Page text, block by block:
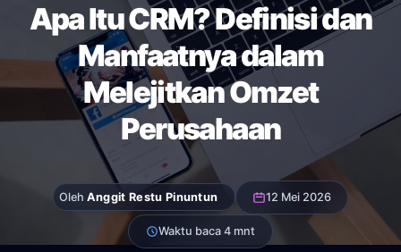
Apa Itu CRM? Definisi dan
Manfaatnya dalam
Melejitkan Omzet
Perusahaan
Oleh Anggit Restu Pinuntun 12 Mei 2026
Waktu baca 4 mnt